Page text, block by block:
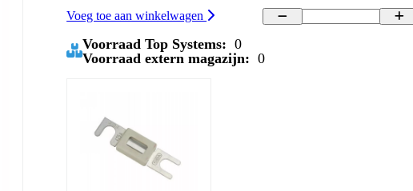
Voeg toe aan winkelwagen
Voorraad Top Systems: 0
Voorraad extern magazijn: 0